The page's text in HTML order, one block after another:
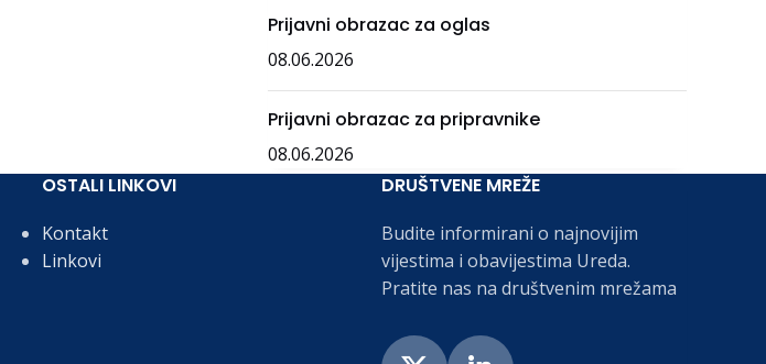
Prijavni obrazac za oglas
08.06.2026
Prijavni obrazac za pripravnike
08.06.2026
OSTALI LINKOVI
Kontakt
Linkovi
DRUŠTVENE MREŽE
Budite informirani o najnovijim
vijestima i obavijestima Ureda.
Pratite nas na društvenim mrežama